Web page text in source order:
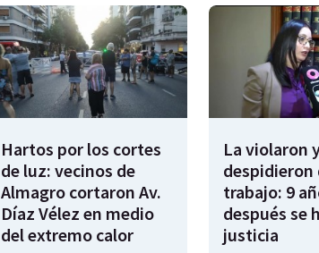
Hartos por los cortes
de luz: vecinos de
Almagro cortaron Av.
Díaz Vélez en medio
del extremo calor
La violaron
despidieron
trabajo: 9
después se
justicia